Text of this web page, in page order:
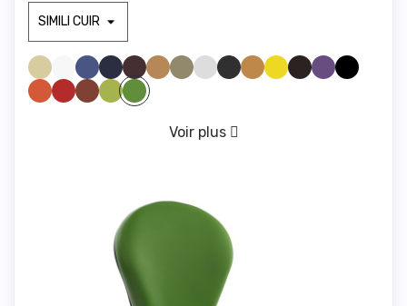
SIMILI BLANC 100 SIMILI BLEU CLAIR 285 SIMILI BLEU FONCE1211
SIMILI BORDEAUX 1721 SIMILI CAMEL 1846 SIMILI GREGE 1842SIMILI GRIS CLAIR1940
SIMILI GRIS FONCE 961 SIMILI JAUNE 446 SIMILI JAUNE 475 SIMILISIMILI MAUVE 328
SIMILI ORANGE 1794SIMILI ROUGE 1783SIMILI ROUILLE 775SIMILI VERT ANIS 1611SIMILI VERT FORET 673
VERT D'EAU 416
Voir plus